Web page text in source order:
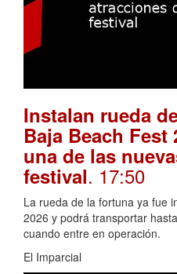
Instalan rueda
Baja Beach Fest
una de las
festival. 17:50
La rueda de la fortuna ya fue
2026 y podrá transportar
cuando entre en operación.
El Imparcial